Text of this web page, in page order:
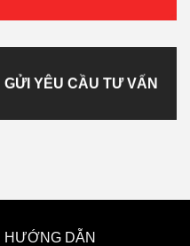
GỬI YÊU CẦU TƯ VẤN
HƯỚNG DẪN